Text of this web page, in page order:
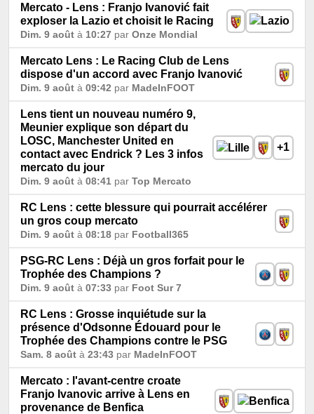
Mercato - Lens : Franjo Ivanović fait
exploser la Lazio et choisit le Racing
Dim. 9 août à 10:27 par Onze Mondial
Mercato Lens : Le Racing Club de Lens
dispose d'un accord avec Franjo Ivanović
Dim. 9 août à 09:42 par MadeInFOOT
Lens tient un nouveau numéro 9,
Meunier explique son départ du
LOSC, Manchester United en
contact avec Endrick ? Les 3 infos
mercato du jour
Dim. 9 août à 08:41 par Top Mercato
+1
RC Lens : cette blessure qui pourrait accélérer
un gros coup mercato
Dim. 9 août à 08:18 par Football365
PSG-RC Lens : Déjà un gros forfait pour le
Trophée des Champions ?
Dim. 9 août à 07:33 par Foot Sur 7
RC Lens : Grosse inquiétude sur la
présence d'Odsonne Édouard pour le
Trophée des Champions contre le PSG
Sam. 8 août à 23:43 par MadeInFOOT
Mercato : l'avant-centre croate
Franjo Ivanovic arrive à Lens en
provenance de Benfica